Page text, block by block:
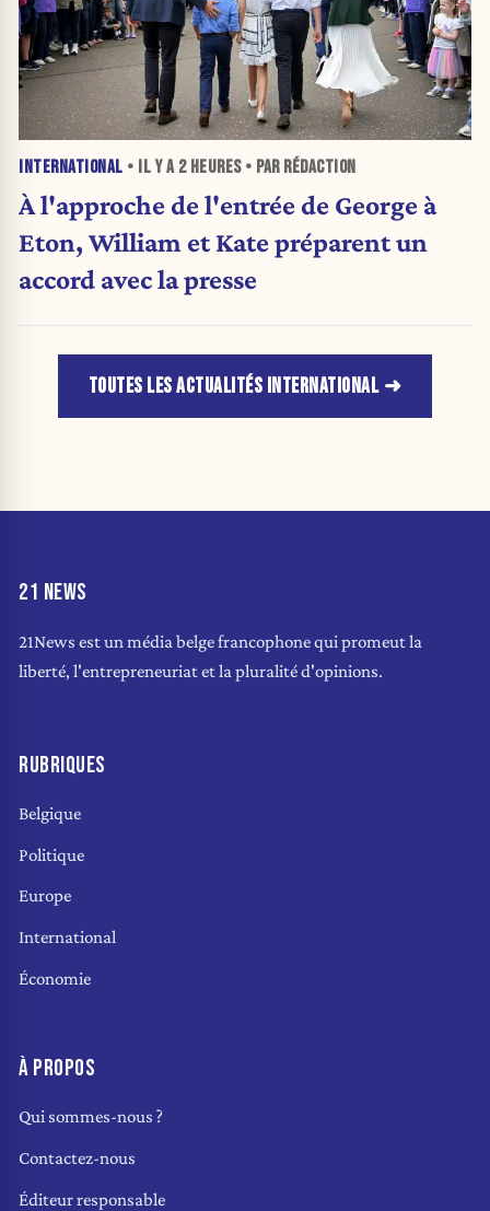
INTERNATIONAL • IL Y A 2 HEURES• PAR RÉDACTION
À l'approche de l'entrée de George à
Eton, William et Kate préparent un
accord avec la presse
TOUTES LES ACTUALITÉS INTERNATIONAL
21 NEWS
21News est un média belge francophone qui promeut la
liberté, l'entrepreneuriat et la pluralité d'opinions.
RUBRIQUES
Belgique
Politique
Europe
International
Économie
À PROPOS
Qui sommes-nous ?
Contactez-nous
Éditeur responsable